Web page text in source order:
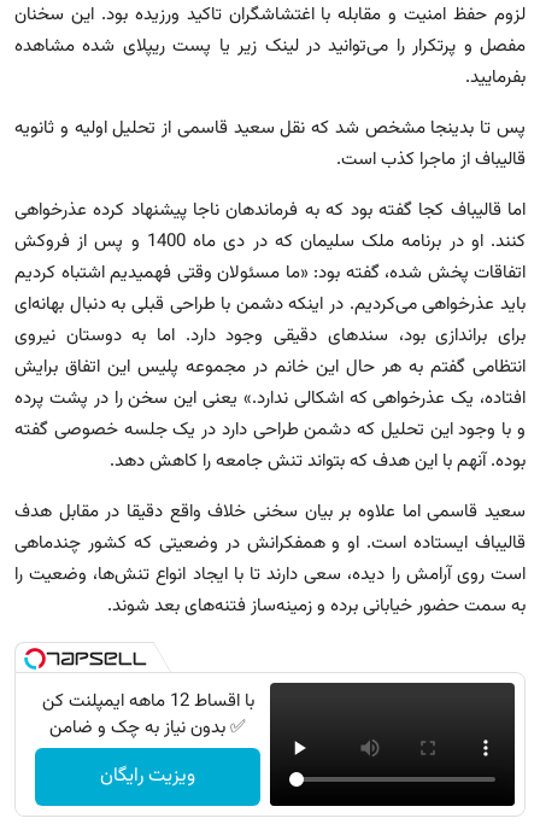
لزوم حفظ امنیت و مقابله با اغتشاشگران تاکید ورزیده بود. این سخنان
مفصل و پرتکرار را می‌توانید در لینک زیر یا پست ریپلای شده مشاهده
بفرمایید.
پس تا بدینجا مشخص شد که نقل سعید قاسمی از تحلیل اولیه و ثانویه
قالیباف از ماجرا کذب است.
اما قالیباف کجا گفته بود که به فرماندهان ناجا پیشنهاد کرده عذرخواهی
کنند. او در برنامه ملک سلیمان که در دی ماه 1400 و پس از فروکش
اتفاقات پخش شده، گفته بود: «ما مسئولان وقتی فهمیدیم اشتباه کردیم
باید عذرخواهی می‌کردیم. در اینکه دشمن با طراحی قبلی به دنبال بهانه‌ای
برای براندازی بود، سندهای دقیقی وجود دارد. اما به دوستان نیروی
انتظامی گفتم به هر حال این خانم در مجموعه پلیس این اتفاق برایش
افتاده، یک عذرخواهی که اشکالی ندارد.» یعنی این سخن را در پشت پرده
و با وجود این تحلیل که دشمن طراحی دارد در یک جلسه خصوصی گفته
بوده. آنهم با این هدف که بتواند تنش جامعه را کاهش دهد.
سعید قاسمی اما علاوه بر بیان سخنی خلاف واقع دقیقا در مقابل هدف
قالیباف ایستاده است. او و همفکرانش در وضعیتی که کشور چندماهی
است روی آرامش را دیده، سعی دارند تا با ایجاد انواع تنش‌ها، وضعیت را
به سمت حضور خیابانی برده و زمینه‌ساز فتنه‌های بعد شوند.
با اقساط 12 ماهه ایمپلنت کن
✅ بدون نیاز به چک و ضامن
ویزیت رایگان